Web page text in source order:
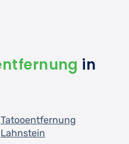
in
Tatooentfernung
Lahnstein